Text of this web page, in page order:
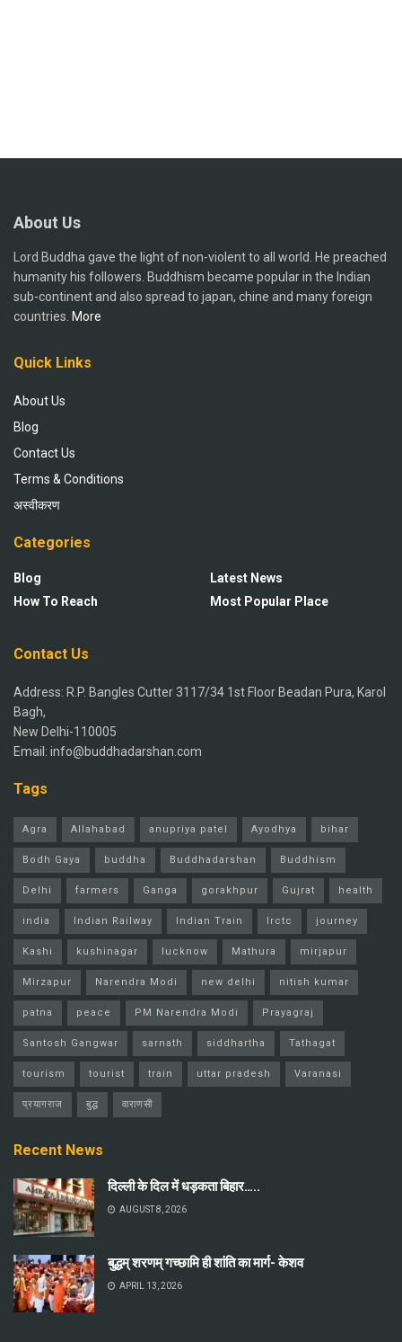
About Us
Lord Buddha gave the light of non-violent to all world. He preached
humanity his followers. Buddhism became popular in the Indian
sub-continent and also spread to japan, chine and many foreign
countries. More
Quick Links
About Us
Blog
Contact Us
Terms & Conditions
अस्वीकरण
Categories
Blog
How To Reach
Latest News
Most Popular Place
Contact Us
Address: R.P. Bangles Cutter 3117/34 1st Floor Beadan Pura, Karol
Bagh,
New Delhi-110005
Email: info@buddhadarshan.com
Tags
Agra Allahabad anupriya patel Ayodhya bihar
Bodh Gaya buddha Buddhadarshan Buddhism
Delhi farmers Ganga gorakhpur Gujrat health
india Indian Railway Indian Train Irctc journey
Kashi kushinagar lucknow Mathura mirjapur
Mirzapur Narendra Modi new delhi nitish kumar
patna peace PM Narendra Modi Prayagraj
Santosh Gangwar sarnath siddhartha Tathagat
tourism tourist train uttar pradesh Varanasi
प्रयागराज बुद्ध वाराणसी
Recent News
दिल्ली के दिल में धड़कता बिहार…..
AUGUST 8, 2026
बुद्धम् शरणम् गच्छामि ही शांति का मार्ग- केशव
APRIL 13, 2026